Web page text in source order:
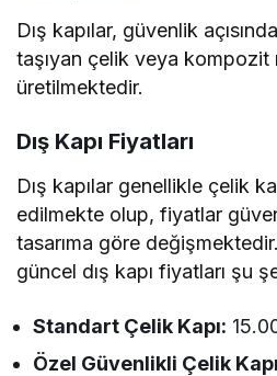
Dış kapılar, güvenlik
taşıyan çelik veya kompozit
üretilmektedir.
Dış Kapı Fiyatları
Dış kapılar genellikle çelik
edilmekte olup, fiyatlar
tasarıma göre
güncel dış kapı fiyatları şu
Standart Çelik Kapı:
Özel Güvenlikli Çelik